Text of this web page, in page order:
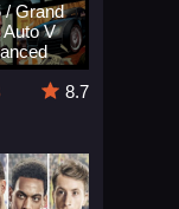
/ Grand
Auto V
8.7